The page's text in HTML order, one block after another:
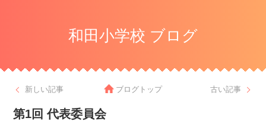
和田小学校 ブログ
新しい記事 古い記事
ブログトップ
第1回 代表委員会